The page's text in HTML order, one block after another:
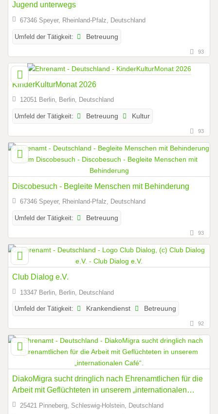
Jugend unterwegs
67346 Speyer, Rheinland-Pfalz, Deutschland
Umfeld der Tätigkeit: Betreuung
93
KinderKulturMonat 2026
12051 Berlin, Berlin, Deutschland
Umfeld der Tätigkeit: Betreuung Kultur
93
Discobesuch - Begleite Menschen mit Behinderung
67346 Speyer, Rheinland-Pfalz, Deutschland
Umfeld der Tätigkeit: Betreuung
93
Club Dialog e.V.
13347 Berlin, Berlin, Deutschland
Umfeld der Tätigkeit: Krankendienst Betreuung
92
DiakoMigra sucht dringlich nach Ehrenamtlichen für die
Arbeit mit Geflüchteten in unserem „internationalen
Café“.
25421 Pinneberg, Schleswig-Holstein, Deutschland